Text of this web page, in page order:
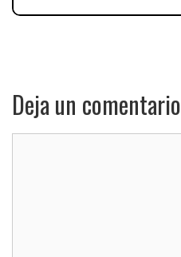
Deja un comentario